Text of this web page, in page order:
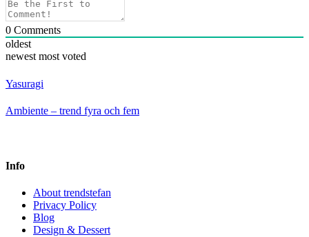
0 Comments
oldest
newest most voted
Yasuragi
Ambiente – trend fyra och fem
Info
About trendstefan
Privacy Policy
Blog
Design & Dessert